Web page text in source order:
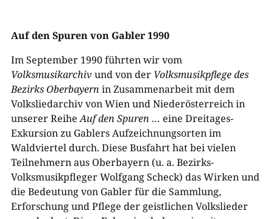
Auf den Spuren von Gabler 1990
Im September 1990 führten wir vom
Volksmusikarchiv und von der Volksmusikpflege des
Bezirks Oberbayern in Zusammenarbeit mit dem
Volksliedarchiv von Wien und Niederösterreich in
unserer ReiheAuf den Spuren … eine Dreitages-
Exkursion zu Gablers Aufzeichnungsorten im
Waldviertel durch. Diese Busfahrt hat bei vielen
Teilnehmern aus Oberbayern (u. a. Bezirks-
Volksmusikpfleger Wolfgang Scheck) das Wirken und
die Bedeutung von Gabler für die Sammlung,
Erforschung und Pflege der geistlichen Volkslieder